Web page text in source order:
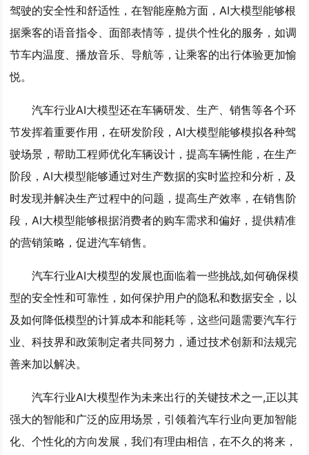
驾驶的安全性和舒适性，在智能座舱方面，AI大模型能够根
据乘客的语音指令、面部表情等，提供个性化的服务，如调
节车内温度、播放音乐、导航等，让乘客的出行体验更加愉
悦。
汽车行业AI大模型还在车辆研发、生产、销售等各个环
节发挥着重要作用，在研发阶段，AI大模型能够模拟各种驾
驶场景，帮助工程师优化车辆设计，提高车辆性能，在生产
阶段，AI大模型能够通过对生产数据的实时监控和分析，及
时发现并解决生产过程中的问题，提高生产效率，在销售阶
段，AI大模型能够根据消费者的购车需求和偏好，提供精准
的营销策略，促进汽车销售。
汽车行业AI大模型的发展也面临着一些挑战,如何确保模
型的安全性和可靠性，如何保护用户的隐私和数据安全，以
及如何降低模型的计算成本和能耗等，这些问题需要汽车行
业、科技界和政策制定者共同努力，通过技术创新和法规完
善来加以解决。
汽车行业AI大模型作为未来出行的关键技术之一,正以其
强大的智能和广泛的应用场景，引领着汽车行业向更加智能
化、个性化的方向发展，我们有理由相信，在不久的将来，